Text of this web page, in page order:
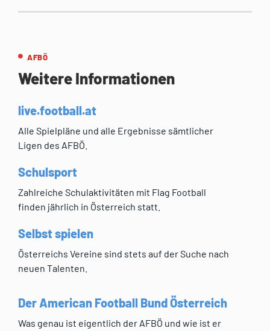
AFBÖ
Weitere Informationen
live.football.at
Alle Spielpläne und alle Ergebnisse sämtlicher
Ligen des AFBÖ.
Schulsport
Zahlreiche Schulaktivitäten mit Flag Football
finden jährlich in Österreich statt.
Selbst spielen
Österreichs Vereine sind stets auf der Suche nach
neuen Talenten.
Der American Football Bund Österreich
Was genau ist eigentlich der AFBÖ und wie ist er